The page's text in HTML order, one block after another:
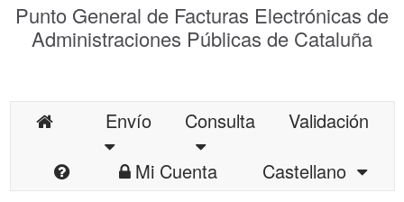
Punto General de Facturas Electrónicas de
Administraciones Públicas de Cataluña
Envío Consulta
Validación
Mi Cuenta
Castellano